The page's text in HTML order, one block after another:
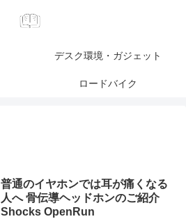
デスク環境・ガジェット
ロードバイク
普通のイヤホンでは耳が痛くなる
人へ 骨伝導ヘッドホンのご紹介
Shocks OpenRun